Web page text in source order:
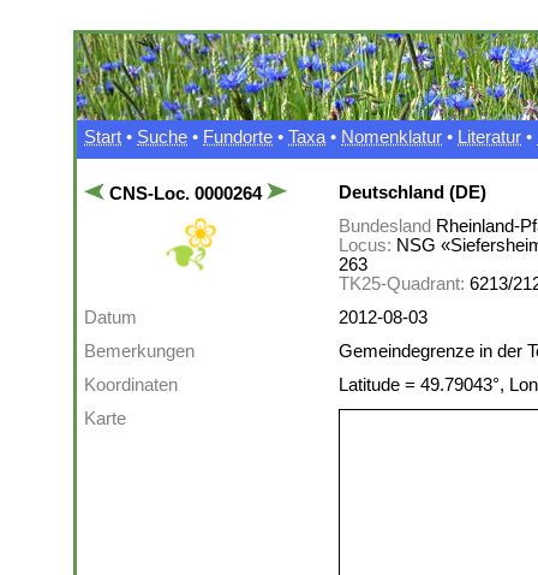
Start • Suche • Fundorte • Taxa • Nomenklatur • Literatur •
CNS-Loc. 0000264
Deutschland (DE)
Bundesland Rheinland-
Locus: NSG
263
TK25-Quadrant: 6213/
Datum
2012-08-03
Bemerkungen
Gemeindegrenze in der
Koordinaten
Latitude = 49.79043°,
Karte